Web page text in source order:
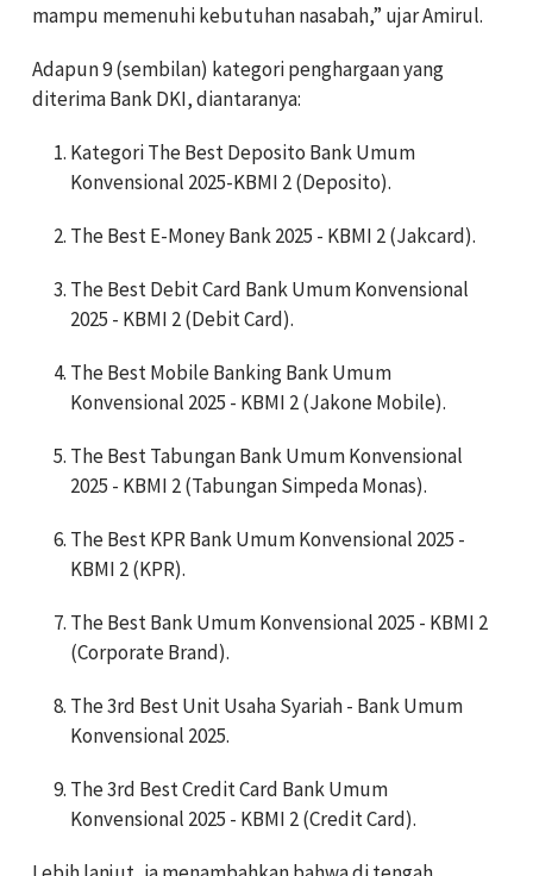
mampu memenuhi kebutuhan nasabah,” ujar Amirul.
Adapun 9 (sembilan) kategori penghargaan yang
diterima Bank DKI, diantaranya:
Kategori The Best Deposito Bank Umum
Konvensional 2025-KBMI 2 (Deposito).
The Best E-Money Bank 2025 - KBMI 2 (Jakcard).
The Best Debit Card Bank Umum Konvensional
2025 - KBMI 2 (Debit Card).
The Best Mobile Banking Bank Umum
Konvensional 2025 - KBMI 2 (Jakone Mobile).
The Best Tabungan Bank Umum Konvensional
2025 - KBMI 2 (Tabungan Simpeda Monas).
The Best KPR Bank Umum Konvensional 2025 -
KBMI 2 (KPR).
The Best Bank Umum Konvensional 2025 - KBMI 2
(Corporate Brand).
The 3rd Best Unit Usaha Syariah - Bank Umum
Konvensional 2025.
The 3rd Best Credit Card Bank Umum
Konvensional 2025 - KBMI 2 (Credit Card).